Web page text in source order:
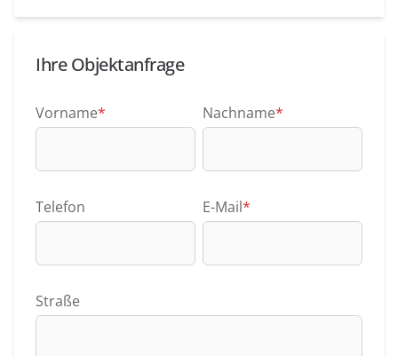
Ihre Objektanfrage
Vorname* Nachname*
Telefon E-Mail*
Straße